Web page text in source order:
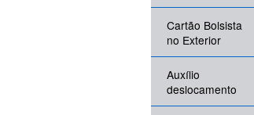
Cartão Bolsista
no Exterior
Auxílio
deslocamento